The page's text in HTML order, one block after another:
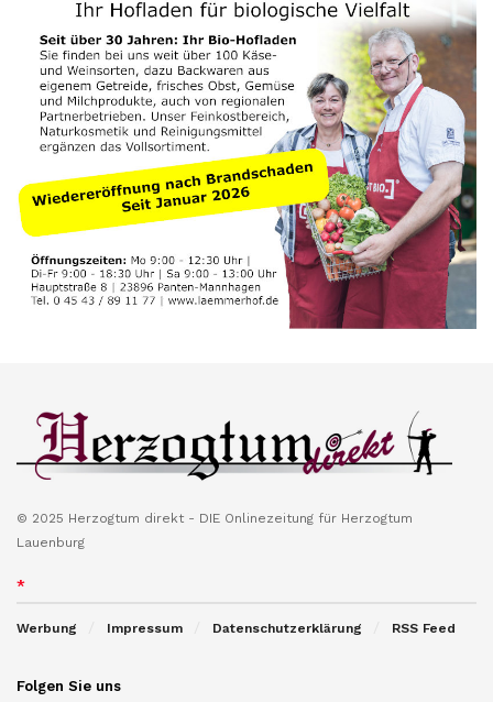
© 2025 Herzogtum direkt - DIE Onlinezeitung für Herzogtum
Lauenburg
*
Werbung Impressum Datenschutzerklärung RSS Feed
Folgen Sie uns